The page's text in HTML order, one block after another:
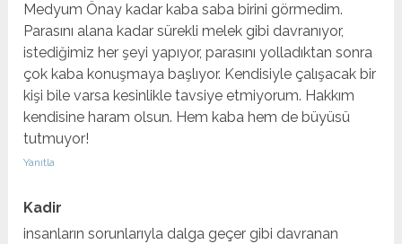
Medyum Önay kadar kaba saba birini görmedim.
Parasını alana kadar sürekli melek gibi davranıyor,
istediğimiz her şeyi yapıyor, parasını yolladıktan sonra
çok kaba konuşmaya başlıyor. Kendisiyle çalışacak bir
kişi bile varsa kesinlikle tavsiye etmiyorum. Hakkım
kendisine haram olsun. Hem kaba hem de büyüsü
tutmuyor!
Yanıtla
Kadir
insanların sorunlarıyla dalga geçer gibi davranan